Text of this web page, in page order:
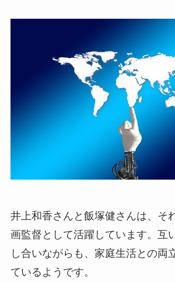
井上和香さんと飯塚健さんは、そ
画監督として活躍しています。互
し合いながらも、家庭生活との両
ているようです。